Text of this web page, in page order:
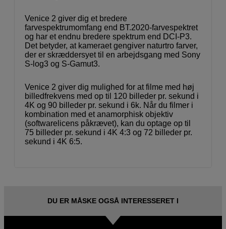
Venice 2 giver dig et bredere
farvespektrumomfang end BT.2020-farvespektret
og har et endnu bredere spektrum end DCI-P3.
Det betyder, at kameraet gengiver naturtro farver,
der er skræddersyet til en arbejdsgang med Sony
S-log3 og S-Gamut3.
Venice 2 giver dig mulighed for at filme med høj
billedfrekvens med op til 120 billeder pr. sekund i
4K og 90 billeder pr. sekund i 6k. Når du filmer i
kombination med et anamorphisk objektiv
(softwarelicens påkrævet), kan du optage op til
75 billeder pr. sekund i 4K 4:3 og 72 billeder pr.
sekund i 4K 6:5.
DU ER MÅSKE OGSÅ INTERESSERET I